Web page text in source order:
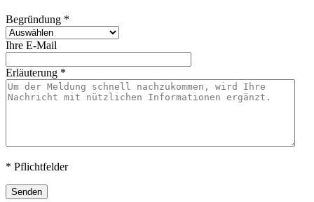
Begründung *
Ihre E-Mail
Erläuterung *
* Pflichtfelder
Senden